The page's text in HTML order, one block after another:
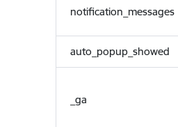
notification_messages
auto_popup_showed
_ga